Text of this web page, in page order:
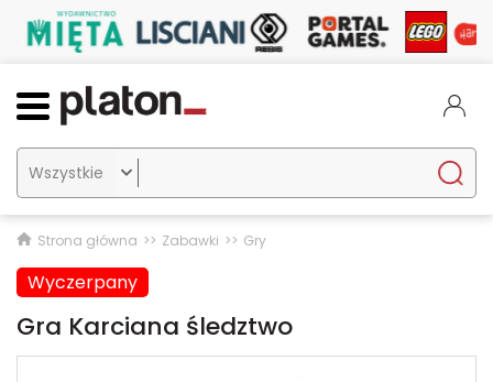

Strona główna Zabawki Gry
Wyczerpany
Gra Karciana śledztwo